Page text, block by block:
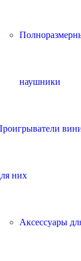
наушники
них
Аксессуары